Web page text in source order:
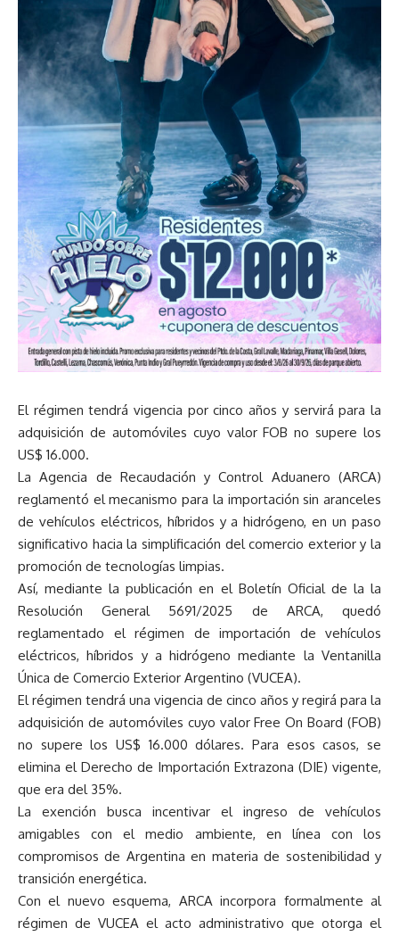
El régimen tendrá vigencia por cinco años y servirá para la
adquisición de automóviles cuyo valor FOB no supere los
US$ 16.000.
La Agencia de Recaudación y Control Aduanero (ARCA)
reglamentó el mecanismo para la importación sin aranceles
de vehículos eléctricos, híbridos y a hidrógeno, en un paso
significativo hacia la simplificación del comercio exterior y la
promoción de tecnologías limpias.
Así, mediante la publicación en el Boletín Oficial de la la
Resolución General 5691/2025 de ARCA, quedó
reglamentado el régimen de importación de vehículos
eléctricos, híbridos y a hidrógeno mediante la Ventanilla
Única de Comercio Exterior Argentino (VUCEA).
El régimen tendrá una vigencia de cinco años y regirá para la
adquisición de automóviles cuyo valor Free On Board (FOB)
no supere los US$ 16.000 dólares. Para esos casos, se
elimina el Derecho de Importación Extrazona (DIE) vigente,
que era del 35%.
La exención busca incentivar el ingreso de vehículos
amigables con el medio ambiente, en línea con los
compromisos de Argentina en materia de sostenibilidad y
transición energética.
Con el nuevo esquema, ARCA incorpora formalmente al
régimen de VUCEA el acto administrativo que otorga el